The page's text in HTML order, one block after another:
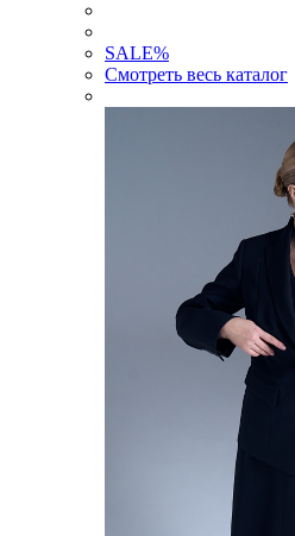
SALE%
Смотреть весь каталог